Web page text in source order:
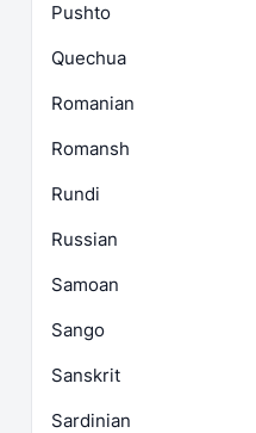
Pushto
Quechua
Romanian
Romansh
Rundi
Russian
Samoan
Sango
Sanskrit
Sardinian